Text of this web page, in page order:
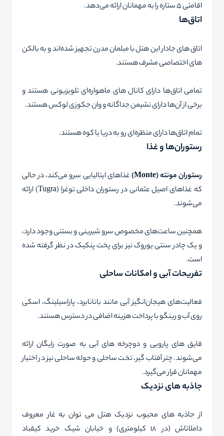
اقامتی ۵ ستاره را به مهمانان ارائه می‌دهد.
اتاق‌ها
اتاق‌ های جادار این هتل با مبلمان مدرن تجهیز شده‌اند و به بالکن‌
های اختصاصی مشرف هستند.
تمامی اتاق‌ها دارای کانال‌ های ماهواره‌ای تلویزیونی هستند و
برخی از آن‌ها دارای نشیمن جداگانه و وان جکوزی لوکس هستند.
تمام اتاق‌ها دارای منظره‌ای رو به دریا یا کوه هستند.
رستوران‌ها و غذا
رستوران مونته(Monte)
غذاهای ایتالیایی سرو می‌کند، در حالی
که غذاهای اصیل عثمانی در رستوران داخلی توغرا (Tugra) ارائه
می‌شوند.
همچنین ساعت‌های مخصوص سرو شیرینی و بستنی وجود دارد،
و یک چادر سنتی یوروک نیز برای پخت پنکیک در نظر گرفته شده
است.
تفریحات آبی و امکانات ساحلی
فعالیت‌های هیجان‌انگیز آبی مانند بانانا‌برد، پاراسیلینگ، اسکی
روی آب و رینگو با پرداخت هزینه اضافی در دسترس هستند.
قایق‌ های پارویی و دوچرخه‌ های آبی به‌ صورت رایگان ارائه
می‌شوند. چتر آفتاب‌ گیر، تخت ساحلی و حوله ساحلی نیز در اختیار
مهمانان قرار می‌گیرد.
جاذبه‌ های نزدیک
از جاذبه‌ های محبوب نزدیک هتل می‌ توان به غار معروف
داملاتاش (در ۱۸ کیلومتری) و خیابان شیک خرید کیقباد